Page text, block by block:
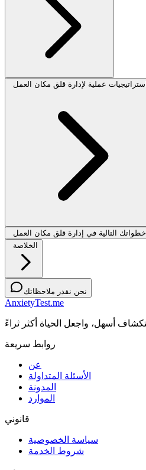
استراتيجيات عملية لإدارة قلق مكان العمل
خطواتك التالية في إدارة قلق مكان العمل
الخلاصة
نحن نقدر ملاحظاتك
AnxietyTest.me
روابط سريعة
عن
الأسئلة المتداولة
المدونة
الموارد
قانوني
سياسة الخصوصية
شروط الخدمة